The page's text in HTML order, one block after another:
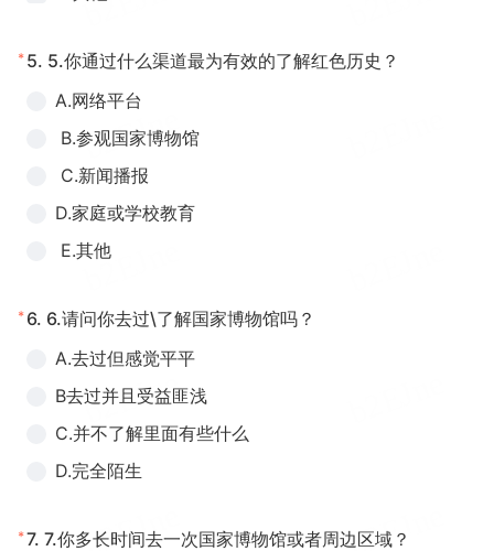
* 5. 5.你通过什么渠道最为有效的了解红色历史？
A.网络平台
B.参观国家博物馆
C.新闻播报
D.家庭或学校教育
E.其他
* 6. 6.请问你去过\了解国家博物馆吗？
A.去过但感觉平平
B去过并且受益匪浅
C.并不了解里面有些什么
D.完全陌生
*7. 7.你多长时间去一次国家博物馆或者周边区域？